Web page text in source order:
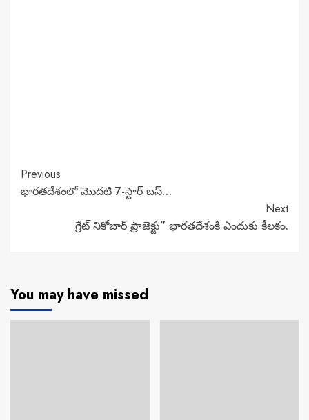
Continue
Reading
Previous
భారతదేశంలో మొదటి 7-స్టార్ బస్…
Next
గ్రేట్ నికోబార్ ప్రాజెక్టు” భారతదేశంకి ఎందుకు కీలకం.
You may have missed